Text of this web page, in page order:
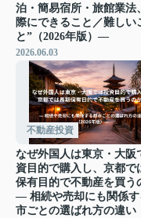
泊・簡易宿所・旅館業法
際にできること／難しい
と”（2026年版）―
2026.06.03
不動産投資
なぜ外国人は東京・大阪
資目的で購入し、京都で
保有目的で不動産を買う
― 相続や売却にも関係す
市ごとの選ばれ方の違い